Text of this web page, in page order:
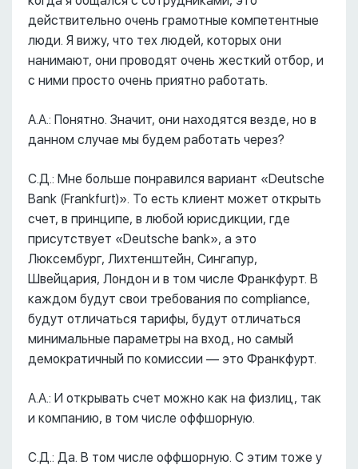
действительно очень грамотные компетентные
люди. Я вижу, что тех людей, которых они
нанимают, они проводят очень жесткий отбор, и
с ними просто очень приятно работать.
А.А.: Понятно. Значит, они находятся везде, но в
данном случае мы будем работать через?
С.Д.: Мне больше понравился вариант «Deutsche
Bank (Frankfurt)». То есть клиент может открыть
счет, в принципе, в любой юрисдикции, где
присутствует «Deutsche bank», а это
Люксембург, Лихтенштейн, Сингапур,
Швейцария, Лондон и в том числе Франкфурт. В
каждом будут свои требования по compliance,
будут отличаться тарифы, будут отличаться
минимальные параметры на вход, но самый
демократичный по комиссии –– это Франкфурт.
А.А.: И открывать счет можно как на физлиц, так
и компанию, в том числе оффшорную.
С.Д.: Да. В том числе оффшорную. С этим тоже у